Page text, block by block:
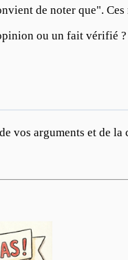
de noter que".
ou un fait vérifié
arguments et de